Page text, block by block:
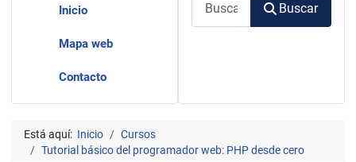
Inicio
Mapa web
Contacto
Buscar
Está aquí: Inicio
Cursos
Tutorial básico del programador web: PHP desde cero